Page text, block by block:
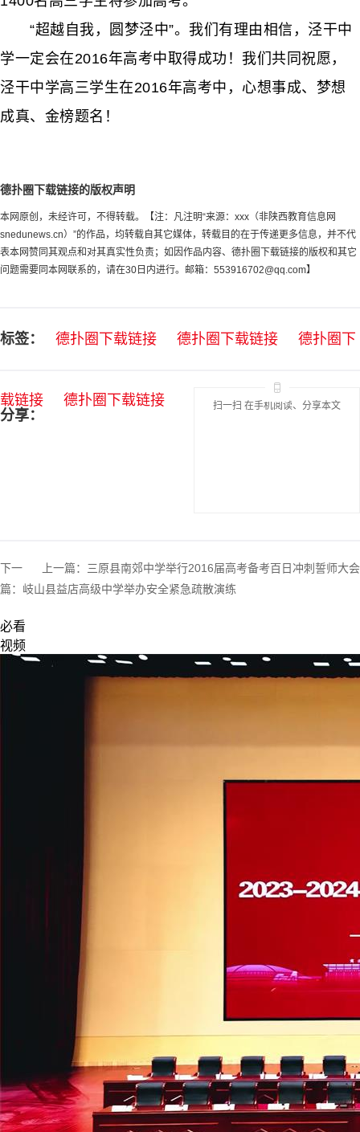
“超越自我，圆梦泾中”。我们有理由相信，泾干中
学一定会在2016年高考中取得成功！我们共同祝愿，
泾干中学高三学生在2016年高考中，心想事成、梦想
成真、金榜题名！
德扑圈下载链接的版权声明
本网原创，未经许可，不得转载。【注：凡注明“来源：xxx（非陕西教育信息网
snedunews.cn）”的作品，均转载自其它媒体，转载目的在于传递更多信息，并不代
表本网赞同其观点和对其真实性负责；如因作品内容、德扑圈下载链接的版权和其它
问题需要同本网联系的，请在30日内进行。邮箱： 553916702@qq.com】
标签： 德扑圈下载链接 德扑圈下载链接 德扑圈下
载链接
德扑圈下载链接
分享：
扫一扫 在手机阅读、分享本文
上一篇： 三原县南郊中学举行2016届高考备考百日冲刺誓师大会
下一
篇： 岐山县益店高级中学举办安全紧急疏散演练
必看
视频